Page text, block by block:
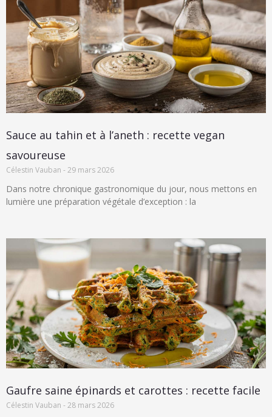
Sauce au tahin et à l’aneth : recette vegan
savoureuse
Célestin Vauban 29 mars 2026
Dans notre chronique gastronomique du jour, nous mettons en
lumière une préparation végétale d’exception : la
Gaufre saine épinards et carottes : recette facile
Célestin Vauban 28 mars 2026